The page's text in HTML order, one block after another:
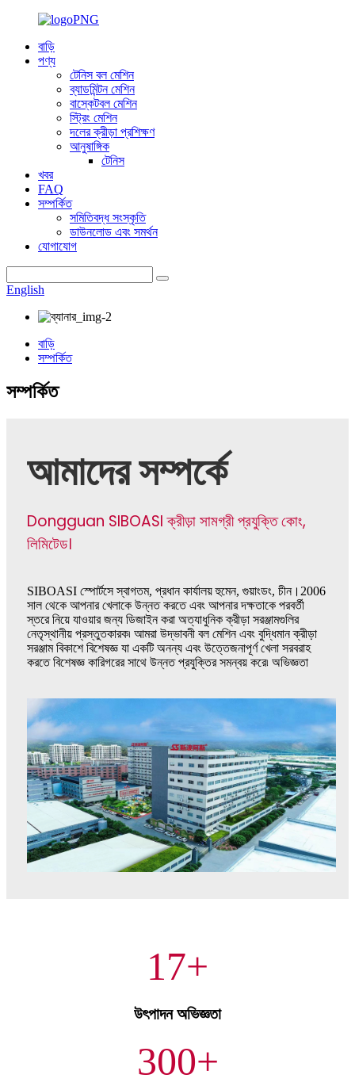
বাড়ি
পণ্য
টেনিস বল মেশিন
ব্যাডমিন্টন মেশিন
বাস্কেটবল মেশিন
স্ট্রিং মেশিন
দলের ক্রীড়া প্রশিক্ষণ
আনুষাঙ্গিক
টেনিস
খবর
FAQ
সম্পর্কিত
সমিতিবদ্ধ সংস্কৃতি
ডাউনলোড এবং সমর্থন
যোগাযোগ
English
বাড়ি
সম্পর্কিত
সম্পর্কিত
আমাদের সম্পর্কে
Dongguan SIBOASI ক্রীড়া সামগ্রী প্রযুক্তি কোং,
লিমিটেড।
SIBOASI স্পোর্টসে স্বাগতম, প্রধান কার্যালয় হুমেন, গুয়াংডং, চীন।2006
সাল থেকে আপনার খেলাকে উন্নত করতে এবং আপনার দক্ষতাকে পরবর্তী
স্তরে নিয়ে যাওয়ার জন্য ডিজাইন করা অত্যাধুনিক ক্রীড়া সরঞ্জামগুলির
নেতৃস্থানীয় প্রস্তুতকারক৷ আমরা উদ্ভাবনী বল মেশিন এবং বুদ্ধিমান ক্রীড়া
সরঞ্জাম বিকাশে বিশেষজ্ঞ যা একটি অনন্য এবং উত্তেজনাপূর্ণ খেলা সরবরাহ
করতে বিশেষজ্ঞ কারিগরের সাথে উন্নত প্রযুক্তির সমন্বয় করে৷ অভিজ্ঞতা
17+
উৎপাদন অভিজ্ঞতা
300+